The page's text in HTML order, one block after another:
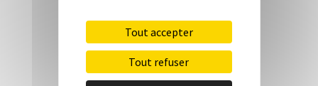
Tout accepter
Tout refuser